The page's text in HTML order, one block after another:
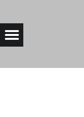
Menu